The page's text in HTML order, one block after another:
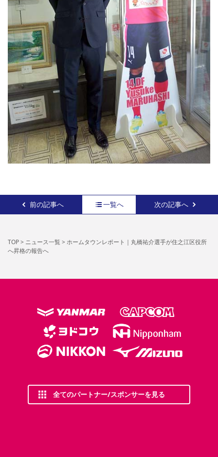
前の記事へ 一覧へ 次の記事へ
TOP> ニュース一覧> ホームタウンレポート｜丸橋祐介選手が住之江区役所
へ昇格の報告へ
全てのパートナー/スポンサーを見る